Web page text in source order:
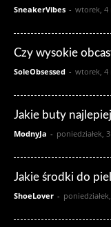
SneakerVibes - wtorek, 4
Czy wysokie
SoleObsessed - wtorek, 4
Jakie buty
ModnyJa - poniedziałek,
Jakie środki do
ShoeLover -